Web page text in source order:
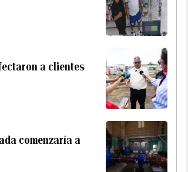
a clientes
comenzaría a